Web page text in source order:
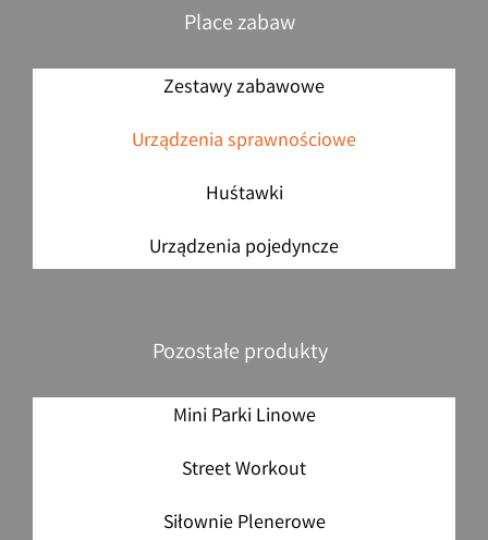
Place zabaw
Zestawy zabawowe
Urządzenia sprawnościowe
Huśtawki
Urządzenia pojedyncze
Pozostałe produkty
Mini Parki Linowe
Street Workout
Siłownie Plenerowe